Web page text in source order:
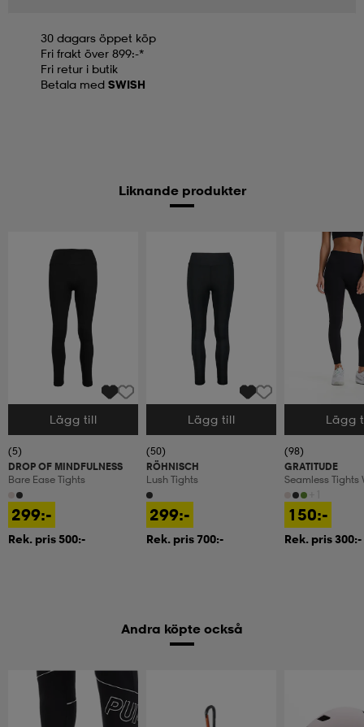
30 dagars öppet köp
Fri frakt över 899:-*
Fri retur i butik
Betala med SWISH
Liknande produkter
Välj storlek
Lägg till
(5)
DROP OF MINDFULNESS
Bare Ease Tights
299:-
Rek. pris 500:-
Välj storlek
Lägg till
(50)
RÖHNISCH
Lush Tights
299:-
Rek. pris 700:-
Välj storlek
Lägg
(98)
GRATITUDE
Seamless Tights
150:-
Rek. pris 300:-
Andra köpte också